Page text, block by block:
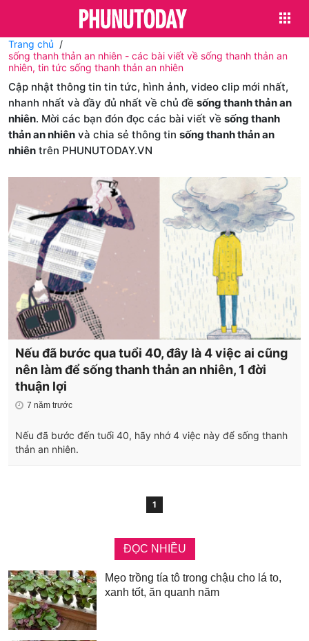
Trang chủ
sống thanh thản an nhiên - các bài viết về sống thanh thản an
nhiên, tin tức sống thanh thản an nhiên
Cập nhật thông tin tin tức, hình ảnh, video clip mới nhất,
nhanh nhất và đầy đủ nhất về chủ đề sống thanh thản an
nhiên. Mời các bạn đón đọc các bài viết về sống thanh
thản an nhiên và chia sẻ thông tin sống thanh thản an
nhiên trên PHUNUTODAY.VN
Nếu đã bước qua tuổi 40, đây là 4 việc ai cũng
nên làm để sống thanh thản an nhiên, 1 đời
thuận lợi
7 năm trước
Nếu đã bước đến tuổi 40, hãy nhớ 4 việc này để sống thanh
thản an nhiên.
1
ĐỌC NHIỀU
Mẹo trồng tía tô trong chậu cho lá to,
xanh tốt, ăn quanh năm